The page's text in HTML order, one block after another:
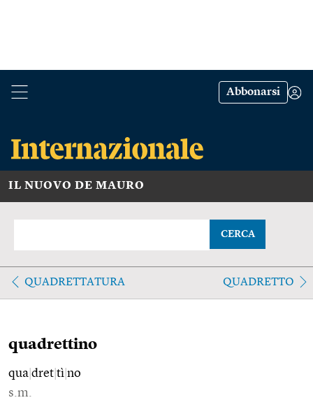
Abbonarsi
IL NUOVO DE MAURO
CERCA
QUADRETTATURA QUADRETTO
quadrettino
qua dret tì no
s.m.